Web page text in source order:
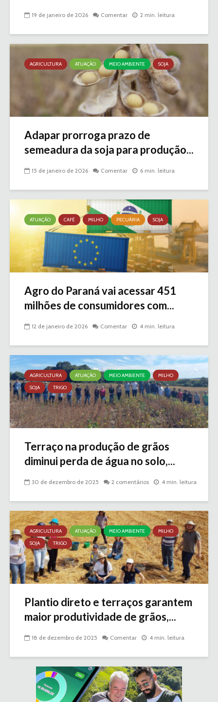
19 de janeiro de 2026 Comentar 2 min. leitura
AGRICULTURA ATUAÇÃO MEIO AMBIENTE SOJA
Adapar prorroga prazo de
semeadura da soja para produção...
15 de janeiro de 2026 Comentar 6 min. leitura
ATUAÇÃO CAFÉ MILHO PECUÁRIA SOJA
Agro do Paraná vai acessar 451
milhões de consumidores com...
12 de janeiro de 2026 Comentar 4 min. leitura
AGRICULTURA ATUAÇÃO MEIO AMBIENTE
MILHO
SOJA
TRIGO
Terraço na produção de grãos
diminui perda de água no solo,...
30 de dezembro de 2025 2 comentários 4 min. leitura
AGRICULTURA ATUAÇÃO MEIO AMBIENTE
MILHO
SOJA
TRIGO
Plantio direto e terraços garantem
maior produtividade de grãos,...
18 de dezembro de 2025 Comentar 4 min. leitura